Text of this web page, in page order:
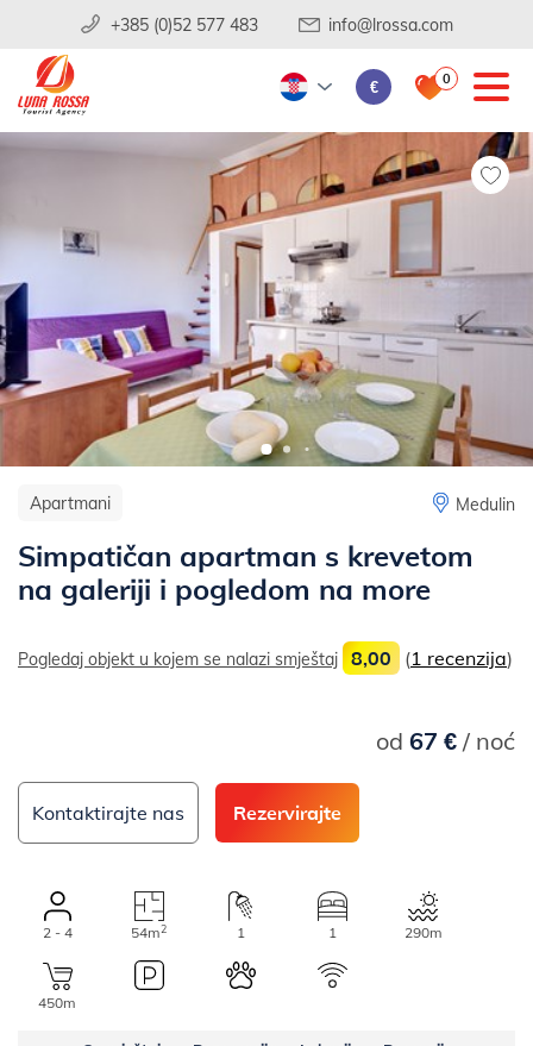
+385 (0)52 577 483 info@lrossa.com
€ 0
Apartmani Medulin
Simpatičan apartman s krevetom
na galeriji i pogledom na more
Pogledaj objekt u kojem se nalazi smještaj 8,00 (1 recenzija)
od 67 €/ noć
Kontaktirajte nas Rezervirajte
2 - 4 54m2 1 1 290m
450m